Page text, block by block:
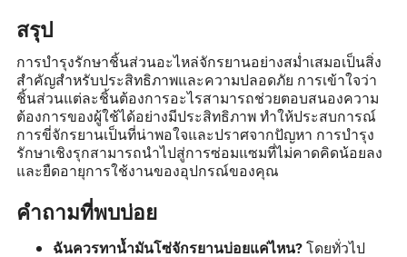
สรุป
การบำรุงรักษาชิ้นส่วนอะไหล่จักรยานอย่างสม่ำเสมอเป็นสิ่ง
สำคัญสำหรับประสิทธิภาพและความปลอดภัย การเข้าใจว่า
ชิ้นส่วนแต่ละชิ้นต้องการอะไรสามารถช่วยตอบสนองความ
ต้องการของผู้ใช้ได้อย่างมีประสิทธิภาพ ทำให้ประสบการณ์
การขี่จักรยานเป็นที่น่าพอใจและปราศจากปัญหา การบำรุง
รักษาเชิงรุกสามารถนำไปสู่การซ่อมแซมที่ไม่คาดคิดน้อยลง
และยืดอายุการใช้งานของอุปกรณ์ของคุณ
คำถามที่พบบ่อย
ฉันควรทาน้ำมันโซ่จักรยานบ่อยแค่ไหน? โดยทั่วไป